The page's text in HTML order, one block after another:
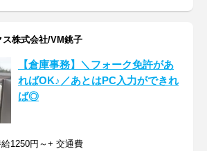
ス株式会社/VM銚子
【倉庫事務】＼フォーク免許があ
ればOK♪／あとはPC入力ができれ
ば◎
1250円～+ 交通費